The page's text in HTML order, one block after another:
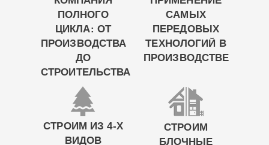
ПОЛНОГО
ЦИКЛА: ОТ
ПРОИЗВОДСТВА
ДО
СТРОИТЕЛЬСТВА
САМЫХ
ПЕРЕДОВЫХ
ТЕХНОЛОГИЙ В
ПРОИЗВОДСТВЕ
СТРОИМ ИЗ 4-Х
ВИДОВ
СТРОИМ
БЛОЧНЫЕ